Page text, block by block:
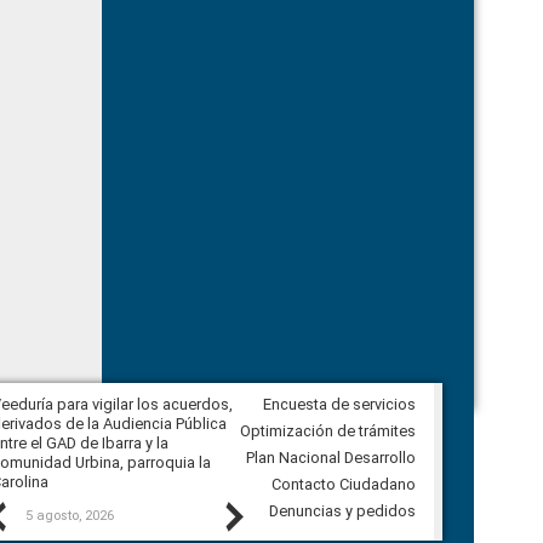
Previous
para vigilar los acuerdos,
de la Audiencia Pública
el GAD de Ibarra y la
Urbina, parroquia la
5 agosto, 2026
CPCCS convoca a Veeduría
Ciudadana para vigilar el concurso
5 agosto, 2026
Next
Encuesta de servicios
Optimización de trámites
Plan Nacional Desarrollo
Contacto Ciudadano
Denuncias y pedidos